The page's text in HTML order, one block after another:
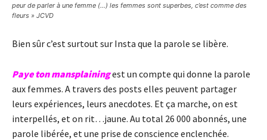
peur de parler à une femme (…) les femmes sont superbes, c’est comme des
fleurs » JCVD
Bien sûr c’est surtout sur Insta que la parole se libère.
Paye ton mansplainingest un compte qui donne la parole
aux femmes. A travers des posts elles peuvent partager
leurs expériences, leurs anecdotes. Et ça marche, on est
interpellés, et on rit…jaune. Au total 26 000 abonnés, une
parole libérée, et une prise de conscience enclenchée.